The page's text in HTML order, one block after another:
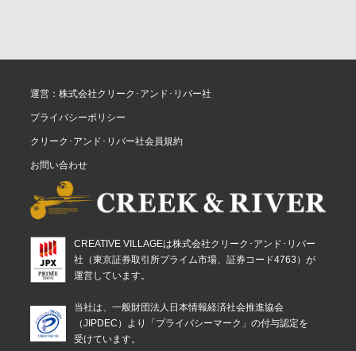
運営：株式会社クリーク･アンド･リバー社
プライバシーポリシー
クリーク･アンド･リバー社会員規約
お問い合わせ
CREATIVE VILLAGEは株式会社クリーク･アンド･リバー
社（東京証券取引所プライム市場、証券コード4763）が
運営しています。
当社は、一般財団法人日本情報経済社会推進協会
（JIPDEC）より「プライバシーマーク」の付与認定を
受けています。